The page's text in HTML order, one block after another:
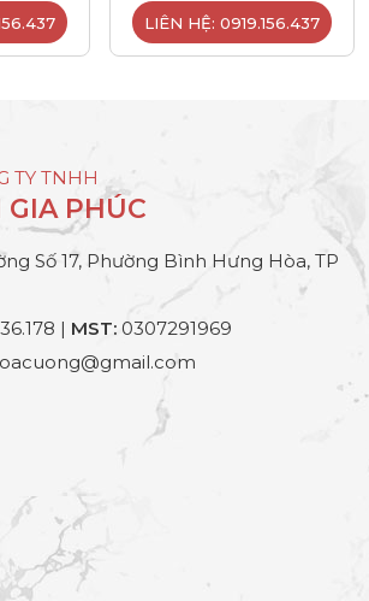
LIÊN HỆ: 0919.156.437
TY TNHH
PHÚC
Số 17, Phường Bình Hưng Hòa, TP
| MST: 0307291969